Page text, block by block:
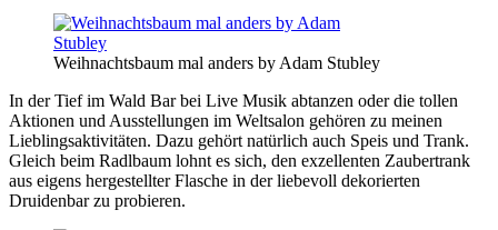
Weihnachtsbaum mal anders by Adam Stubley
In der Tief im Wald Bar bei Live Musik abtanzen oder die tollen
Aktionen und Ausstellungen im Weltsalon gehören zu meinen
Lieblingsaktivitäten. Dazu gehört natürlich auch Speis und Trank.
Gleich beim Radlbaum lohnt es sich, den exzellenten Zaubertrank
aus eigens hergestellter Flasche in der liebevoll dekorierten
Druidenbar zu probieren.